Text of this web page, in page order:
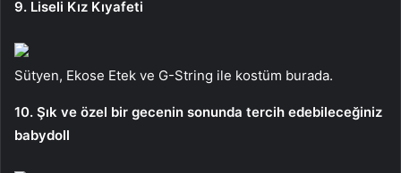
9. Liseli Kız Kıyafeti
Sütyen, Ekose Etek ve G-String ile kostüm burada.
10. Şık ve özel bir gecenin sonunda tercih edebileceğiniz
babydoll